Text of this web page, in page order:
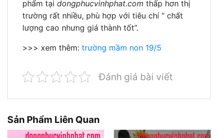
phẩm tại dongphucvinhphat.com thấp hơn thị
trường rất nhiều, phù hợp với tiêu chí “ chất
lượng cao nhưng giá thành tốt”.
>>> xem thêm: trường mầm non 19/5
Đánh giá bài viết
Sản Phẩm Liên Quan